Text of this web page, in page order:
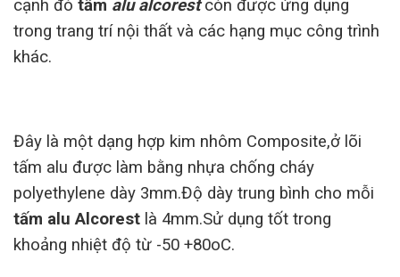
cạnh đó tấm alu alcorestcòn được ứng dụng
trong trang trí nội thất và các hạng mục công trình
khác.
Đây là một dạng hợp kim nhôm Composite,ở lõi
tấm alu được làm bằng nhựa chống cháy
polyethylene dày 3mm.Độ dày trung bình cho mỗi
tấm alu Alcorest là 4mm.Sử dụng tốt trong
khoảng nhiệt độ từ -50 +80oC.